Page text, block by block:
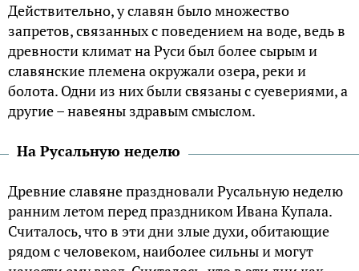
Действительно, у славян было множество
запретов, связанных с поведением на воде, ведь в
древности климат на Руси был более сырым и
славянские племена окружали озера, реки и
болота. Одни из них были связаны с суевериями, а
другие – навеяны здравым смыслом.
На Русальную неделю
Древние славяне праздновали Русальную неделю
ранним летом перед праздником Ивана Купала.
Считалось, что в эти дни злые духи, обитающие
рядом с человеком, наиболее сильны и могут